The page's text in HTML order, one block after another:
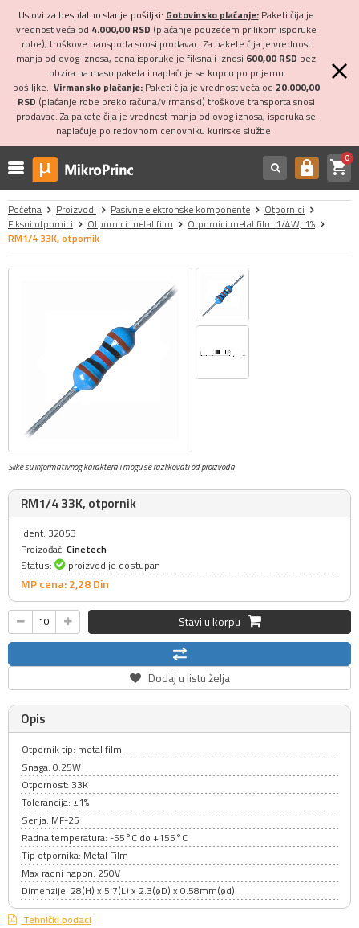
Uslovi za besplatno slanje pošiljki: Gotovinsko plaćanje:Paketi čija je
vrednost veća od 4.000,00 RSD (plaćanje pouzećem prilikom isporuke
robe), troškove transporta snosi prodavac. Za pakete čija je vrednost
manja od ovog iznosa, cena isporuke je fiksna i iznosi 600,00 RSD bez
obzira na masu paketa i naplaćuje se kupcu po prijemu
pošiljke. Virmansko plaćanje:Paketi čija je vrednost veća od 20.000,00
RSD (plaćanje robe preko računa/virmanski) troškove transporta snosi
prodavac. Za pakete čija je vrednost manja od ovog iznosa, isporuka se
naplaćuje po redovnom cenovniku kurirske službe.
https shopping_cart0
Početna Proizvodi Pasivne elektronske komponente
Otpornici
Fiksni otpornici
Otpornici metal film
Otpornici metal film 1/4W, 1%
RM1/4 33K, otpornik
Slike su informativnog karaktera i mogu se razlikovati od proizvoda
RM1/4 33K, otpornik
Ident: 32053
Proizođač: Cinetech
Status:
proizvod je dostupan
MP cena: 2,28Din
Stavi u korpu
Dodaj u listu želja
Opis
Otpornik tip: metal film
Snaga: 0.25W
Otpornost: 33K
Tolerancija: ±1%
Serija: MF-25
Radna temperatura: -55°C do +155°C
Tip otpornika: Metal Film
Max radni napon: 250V
Dimenzije: 28(H) x 5.7(L) x 2.3(øD) x 0.58mm(ød)
Tehnički podaci